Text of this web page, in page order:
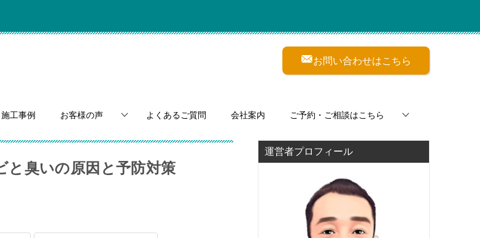
お問い合わせはこちら
施工事例 お客様の声 よくあるご質問 会社案内 ご予約・ご相談はこちら
臭いの原因と予防対策
運営者プロフィール